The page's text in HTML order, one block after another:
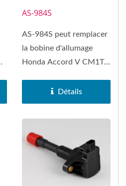
AS-984S
AS-984S peut remplacer
la bobine d'allumage
Honda Accord V CM1T-
d'allumage...Détails